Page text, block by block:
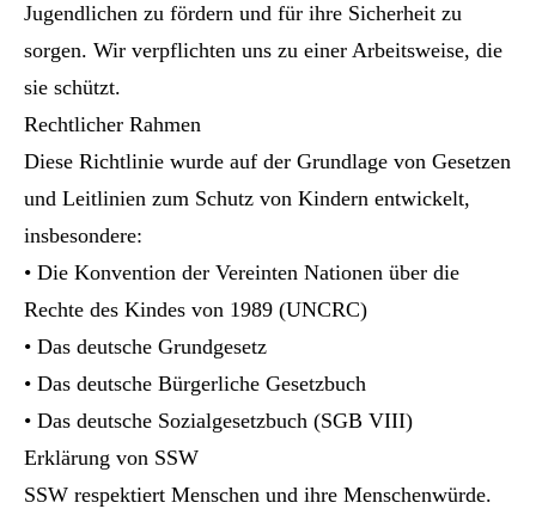
Jugendlichen zu fördern und für ihre Sicherheit zu
sorgen. Wir verpflichten uns zu einer Arbeitsweise, die
sie schützt.
Rechtlicher Rahmen
Diese Richtlinie wurde auf der Grundlage von Gesetzen
und Leitlinien zum Schutz von Kindern entwickelt,
insbesondere:
• Die Konvention der Vereinten Nationen über die
Rechte des Kindes von 1989 (UNCRC)
• Das deutsche Grundgesetz
• Das deutsche Bürgerliche Gesetzbuch
• Das deutsche Sozialgesetzbuch (SGB VIII)
Erklärung von SSW
SSW respektiert Menschen und ihre Menschenwürde.